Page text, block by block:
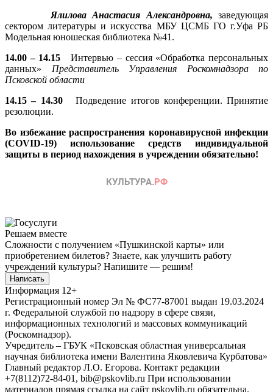
Ялилова Анастасия Александровна, заведующая
сектором литературы и искусства МБУ ЦСМБ ГО г.Уфа РБ
Модельная юношеская библиотека №41.
14.00 – 14.15Интервью – сессия «Обработка персональных
данных» Представитель Управления Роскомнадзора по
Псковской области
14.15 – 14.30Подведение итогов конференции. Принятие
резолюции.
Во избежание распространения коронавирусной инфекции
(COVID-19) использование средств индивидуальной
защиты в период нахождения в учреждении обязательно!
Решаем вместе
Сложности с получением «Пушкинской карты» или
приобретением билетов? Знаете, как улучшить работу
учреждений культуры? Напишите — решим!
Написать
Информация 12+
Регистрационный номер Эл № ФС77-87001 выдан 19.03.2024
г. Федеральной службой по надзору в сфере связи,
информационных технологий и массовых коммуникаций
(Роскомнадзор).
Учредитель – ГБУК «Псковская областная универсальная
научная библиотека имени Валентина Яковлевича Курбатова»
Главный редактор Л.О. Егорова. Контакт редакции
+7(8112)72-84-01, bib@pskovlib.ru При использовании
материалов прямая ссылка на сайт pskovlib.ru обязательна.